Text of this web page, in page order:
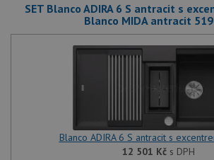
SET Blanco ADIRA 6 S antracit s
Blanco MIDA antracit
Blanco ADIRA 6 S antracit s
12 501 Kčs DPH